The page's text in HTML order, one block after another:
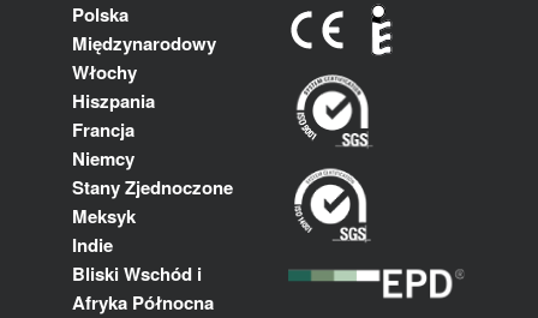
Polska
Międzynarodowy
Włochy
Hiszpania
Francja
Niemcy
Stany Zjednoczone
Meksyk
Indie
Bliski Wschód i
Afryka Północna